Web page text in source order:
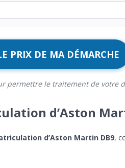
PRIX DE MA DÉMARCHE
permettre le traitement de votre
d’Aston
d’Aston Martin DB9,